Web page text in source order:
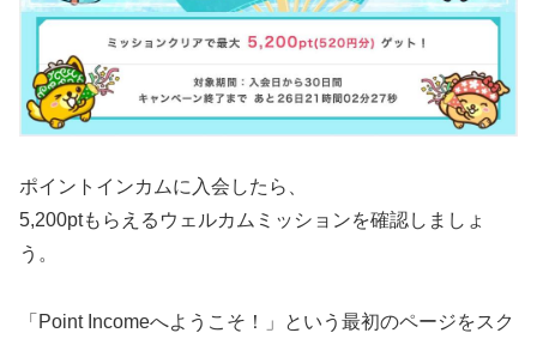
ポイントインカムに入会したら、
5,200ptもらえるウェルカムミッションを確認しましょ
う。
「Point Incomeへようこそ！」という最初のページをスク